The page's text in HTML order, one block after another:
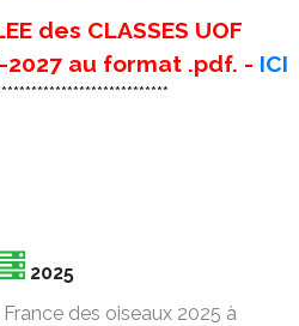
des CLASSES UOF
au format .pdf. - ICI
2025
des oiseaux 2025 à